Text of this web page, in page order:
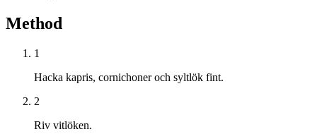
Method
1
Hacka kapris, cornichoner och syltlök fint.
2
Riv vitlöken.